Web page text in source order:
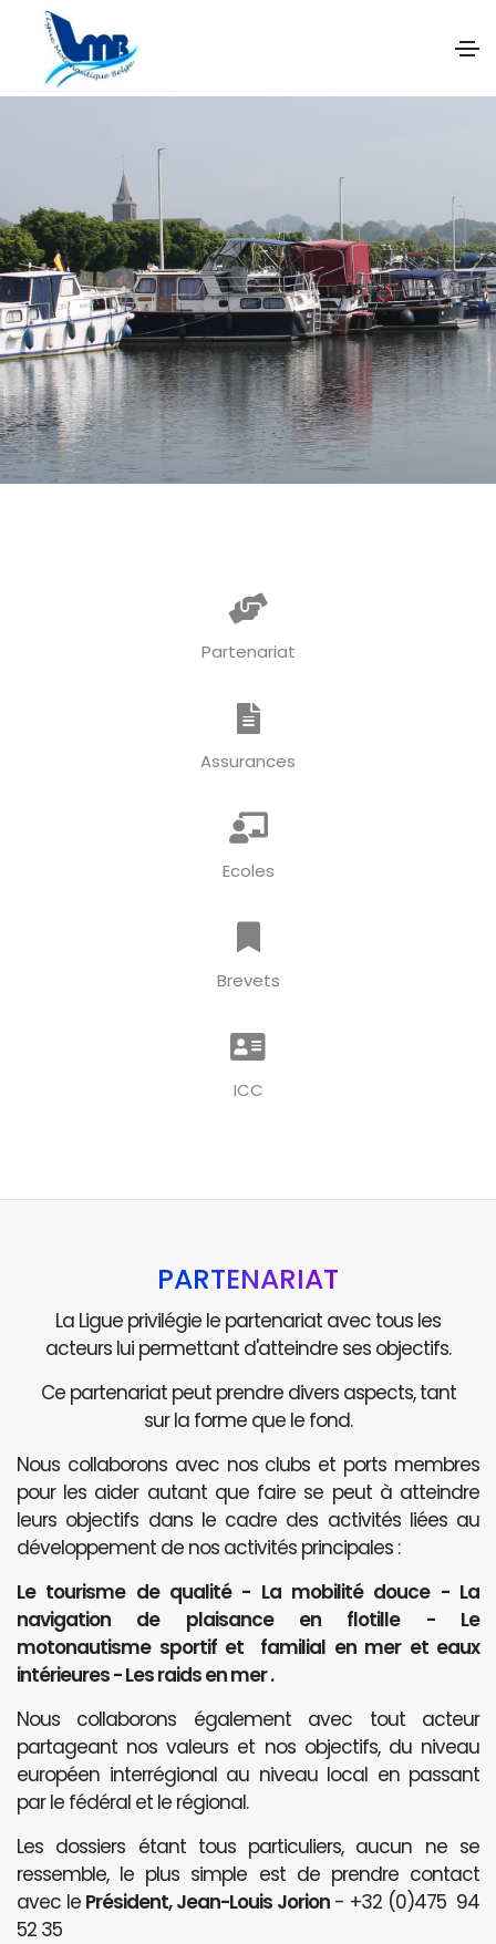
Partenariat
Assurances
Ecoles
Brevets
ICC
PARTENARIAT
La Ligue privilégie le partenariat avec tous les
acteurs lui permettant d'atteindre ses objectifs.
Ce partenariat peut prendre divers aspects, tant
sur la forme que le fond.
Nous collaborons avec nos clubs et ports membres
pour les aider autant que faire se peut à atteindre
leurs objectifs dans le cadre des activités liées au
développement de nos activités principales :
Le tourisme de qualité - La mobilité douce - La
navigation de plaisance en flotille - Le
motonautisme sportif et familial en mer et eaux
intérieures - Les raids en mer .
Nous collaborons également avec tout acteur
partageant nos valeurs et nos objectifs, du niveau
européen interrégional au niveau local en passant
par le fédéral et le régional.
Les dossiers étant tous particuliers, aucun ne se
ressemble, le plus simple est de prendre contact
avec le Président, Jean-Louis Jorion- +32 (0)475 94
52 35